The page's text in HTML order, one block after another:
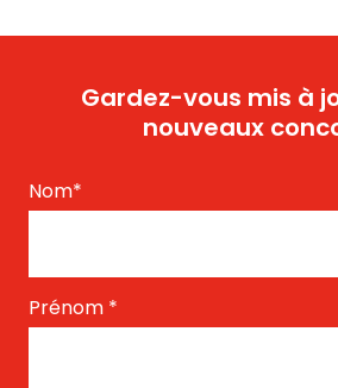
Gardez-vous mis à
nouveaux
Nom*
Prénom *